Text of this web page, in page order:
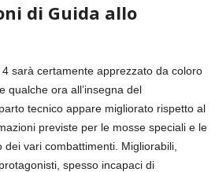
di Guida allo
sarà certamente apprezzato da coloro
qualche ora all’insegna del
tecnico appare migliorato rispetto al
previste per le mosse speciali e le
vari combattimenti. Migliorabili,
spesso incapaci di